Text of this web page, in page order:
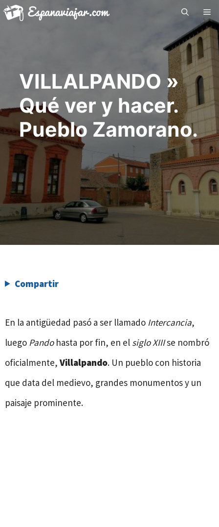
Saltar
VILLALPANDO »
Qué ver y hacer.
Pueblo Zamorano.
Compartir
En la antigüedad pasó a ser llamado Intercancia,
luego Pandohasta por fin, en el siglo XIIIse nombró
oficialmente, Villalpando. Un pueblo con historia
que data del medievo, grandes monumentos y un
paisaje prominente.